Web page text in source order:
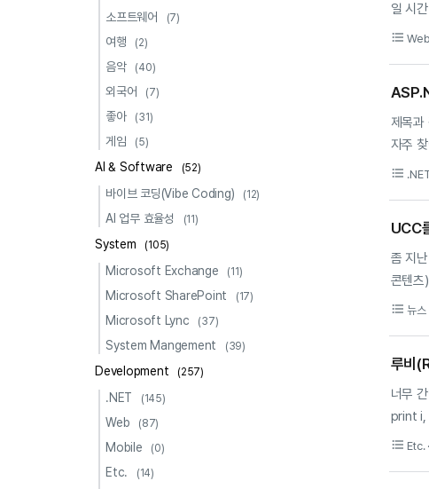
일 시
format_list_bulleted Web
제목
자주
조하
format_list_bulleted
UCC
좀 지
콘텐츠
래할
format_list_bulleted 뉴스
루비
너무
print i,
보자~
format_list_bulleted Etc.
소프트웨어 (7)
여행 (2)
음악 (40)
외국어 (7)
좋아 (31)
게임 (5)
AI & Software (52)
바이브 코딩(Vibe Coding) (12)
AI 업무 효율성 (11)
System (105)
Microsoft Exchange (11)
Microsoft SharePoint (17)
Microsoft Lync (37)
System Mangement (39)
Development (257)
.NET (145)
Web (87)
Mobile (0)
Etc. (14)